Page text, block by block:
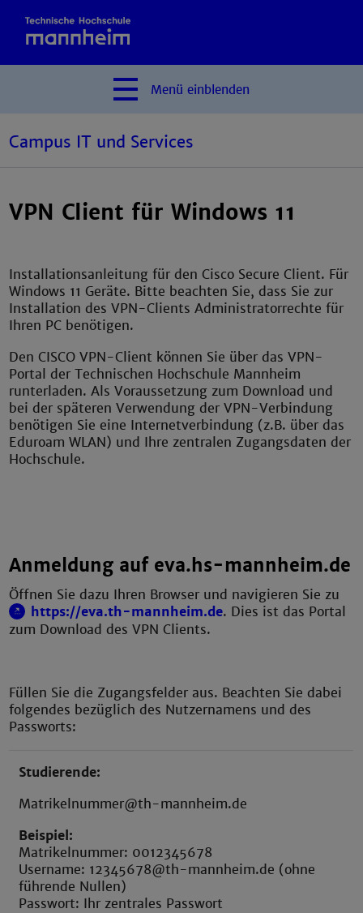
Menü einblenden
Campus IT und Services
VPN Client für Windows 11
Installationsanleitung für den Cisco Secure Client. Für
Windows 11 Geräte. Bitte beachten Sie, dass Sie zur
Installation des VPN-Clients Administratorrechte für
Ihren PC benötigen.
Den CISCO VPN-Client können Sie über das VPN-
Portal der Technischen Hochschule Mannheim
runterladen. Als Voraussetzung zum Download und
bei der späteren Verwendung der VPN-Verbindung
benötigen Sie eine Internetverbindung (z.B. über das
Eduroam WLAN) und Ihre zentralen Zugangsdaten der
Hochschule.
Anmeldung auf eva.hs-mannheim.de
Öffnen Sie dazu Ihren Browser und navigieren Sie zu
https://eva.th-mannheim.de. Dies ist das Portal
zum Download des VPN Clients.
Füllen Sie die Zugangsfelder aus. Beachten Sie dabei
folgendes bezüglich des Nutzernamens und des
Passworts:
Studierende:
Matrikelnummer@th-mannheim.de
Beispiel:
Matrikelnummer: 0012345678
Username: 12345678@th-mannheim.de (ohne
führende Nullen)
Passwort: Ihr zentrales Passwort